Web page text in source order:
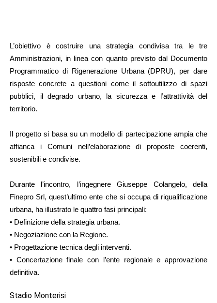
L’obiettivo è costruire una strategia condivisa tra le tre
Amministrazioni, in linea con quanto previsto dal Documento
Programmatico di Rigenerazione Urbana (DPRU), per dare
risposte concrete a questioni come il sottoutilizzo di spazi
pubblici, il degrado urbano, la sicurezza e l’attrattività del
territorio.
Il progetto si basa su un modello di partecipazione ampia che
affianca i Comuni nell’elaborazione di proposte coerenti,
sostenibili e condivise.
Durante l’incontro, l’ingegnere Giuseppe Colangelo, della
Finepro Srl, quest’ultimo ente che si occupa di riqualificazione
urbana, ha illustrato le quattro fasi principali:
•⁠ Definizione della strategia urbana.
•⁠ Negoziazione con la Regione.
•⁠ ⁠Progettazione tecnica degli interventi.
•⁠ Concertazione finale con l’ente regionale e approvazione
definitiva.
Stadio Monterisi